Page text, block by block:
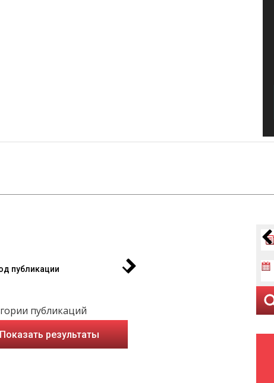
публикации
публикаций
Показать результаты